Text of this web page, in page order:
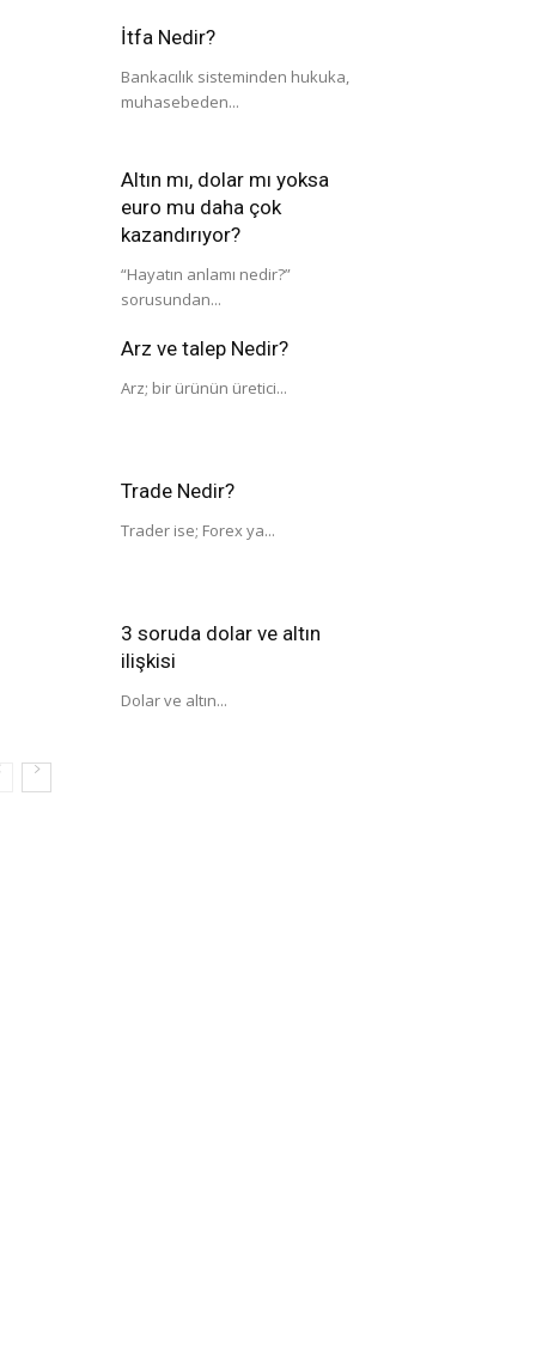
İtfa Nedir?
Bankacılık sisteminden hukuka,
muhasebeden...
Altın mı, dolar mı yoksa
euro mu daha çok
kazandırıyor?
“Hayatın anlamı nedir?”
sorusundan...
Arz ve talep Nedir?
Arz; bir ürünün üretici...
Trade Nedir?
Trader ise; Forex ya...
3 soruda dolar ve altın
ilişkisi
Dolar ve altın...